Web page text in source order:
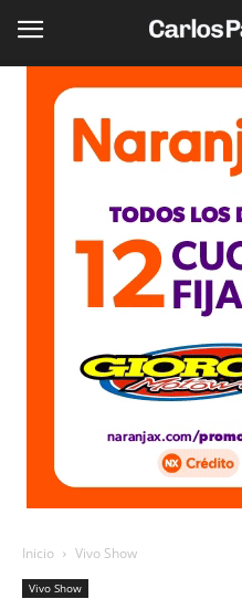
Inicio Vivo Show
Vivo Show